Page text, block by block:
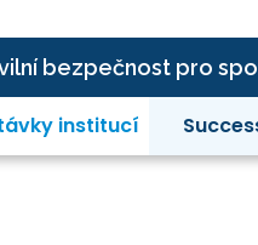
bezpečnost pro
institucí